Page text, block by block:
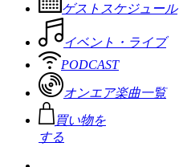
ゲストスケジュール
イベント・ライブ
PODCAST
オンエア楽曲一覧
買い物を
する